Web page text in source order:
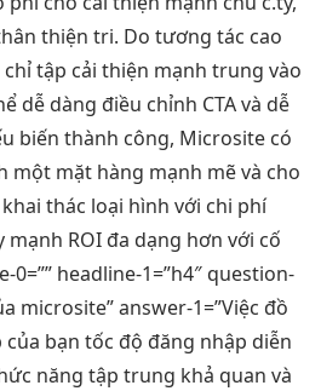
thiện tri. Do tương tác cao
chỉ tập cải thiện mạnh trung vào
dễ dàng điều chỉnh CTA và dễ
biến thành công, Microsite có
một mặt hàng mạnh mẽ và cho
thác loại hình với chi phí
ROI đa dạng hơn với cố
0=”” headline-1=”h4″ question-
microsite” answer-1=”Việc đồ
bạn tốc độ đăng nhập diễn
năng tập trung khả quan và